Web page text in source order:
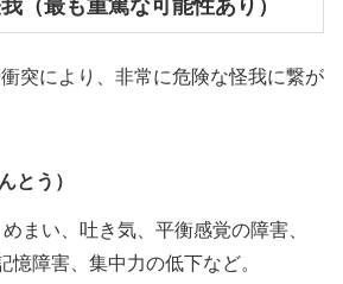
（最も重篤な可能性あり）
突により、非常に危険な怪我に繋が
とう）
まい、吐き気、平衡感覚の障害、
憶障害、集中力の低下など。